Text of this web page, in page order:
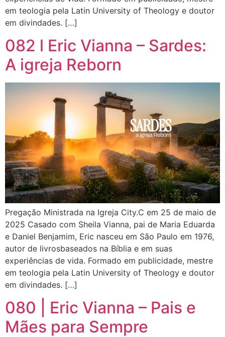
em teologia pela Latin University of Theology e doutor
em divindades. […]
082 l Eric Vianna – Sardes:
A igreja Reborn
Pregação Ministrada na Igreja City.C em 25 de maio de
2025 Casado com Sheila Vianna, pai de Maria Eduarda
e Daniel Benjamim, Eric nasceu em São Paulo em 1976,
autor de livrosbaseados na Bíblia e em suas
experiências de vida. Formado em publicidade, mestre
em teologia pela Latin University of Theology e doutor
em divindades. […]
080 | Eric Vianna – Pais e
Mães para Sempre